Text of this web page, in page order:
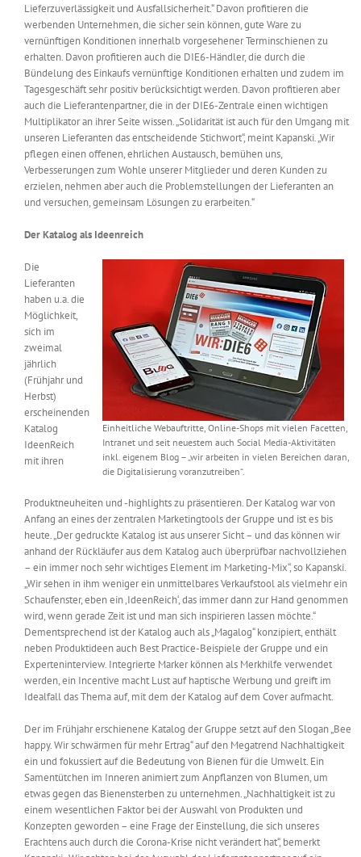
Lieferzuverlässigkeit und Ausfallsicherheit.“ Davon profitieren die
werbenden Unternehmen, die sicher sein können, gute Ware zu
vernünftigen Konditionen innerhalb vorgesehener Terminschienen zu
erhalten. Davon profitieren auch die DIE6-Händler, die durch die
Bündelung des Einkaufs vernünftige Konditionen erhalten und zudem im
Tagesgeschäft sehr positiv berücksichtigt werden. Davon profitieren aber
auch die Lieferantenpartner, die in der DIE6-Zentrale einen wichtigen
Multiplikator an ihrer Seite wissen. „Solidarität ist auch für den Umgang mit
unseren Lieferanten das entscheidende Stichwort“, meint Kapanski. „Wir
pflegen einen offenen, ehrlichen Austausch, bemühen uns,
Verbesserungen zum Wohle unserer Mitglieder und deren Kunden zu
erzielen, nehmen aber auch die Problemstellungen der Lieferanten an
und versuchen, gemeinsam Lösungen zu erarbeiten.“
Der Katalog als Ideenreich
Einheitliche Webauftritte, Online-Shops mit vielen Facetten,
Intranet und seit neuestem auch Social Media-Aktivitäten
inkl. eigenem Blog – „wir arbeiten in vielen Bereichen daran,
die Digitalisierung voranzutreiben“.
Die
Lieferanten
haben u.a. die
Möglichkeit,
sich im
zweimal
jährlich
(Frühjahr und
Herbst)
erscheinenden
Katalog
IdeenReich
mit ihren
Produktneuheiten und -highlights zu präsentieren. Der Katalog war von
Anfang an eines der zentralen Marketingtools der Gruppe und ist es bis
heute. „Der gedruckte Katalog ist aus unserer Sicht – und das können wir
anhand der Rückläufer aus dem Katalog auch überprüfbar nachvollziehen
– ein immer noch sehr wichtiges Element im Marketing-Mix“, so Kapanski.
„Wir sehen in ihm weniger ein unmittelbares Verkaufstool als vielmehr ein
Schaufenster, eben ein ‚IdeenReich‘, das immer dann zur Hand genommen
wird, wenn gerade Zeit ist und man sich inspirieren lassen möchte.“
Dementsprechend ist der Katalog auch als „Magalog“ konzipiert, enthält
neben Produktideen auch Best Practice-Beispiele der Gruppe und ein
Experteninterview. Integrierte Marker können als Merkhilfe verwendet
werden, ein Incentive macht Lust auf haptische Werbung und greift im
Idealfall das Thema auf, mit dem der Katalog auf dem Cover aufmacht.
Der im Frühjahr erschienene Katalog der Gruppe setzt auf den Slogan „Bee
happy. Wir schwärmen für mehr Ertrag“ auf den Megatrend Nachhaltigkeit
ein und fokussiert auf die Bedeutung von Bienen für die Umwelt. Ein
Samentütchen im Inneren animiert zum Anpflanzen von Blumen, um
etwas gegen das Bienensterben zu unternehmen. „Nachhaltigkeit ist zu
einem wesentlichen Faktor bei der Auswahl von Produkten und
Konzepten geworden – eine Frage der Einstellung, die sich unseres
Erachtens auch durch die Corona-Krise nicht verändert hat“, bemerkt